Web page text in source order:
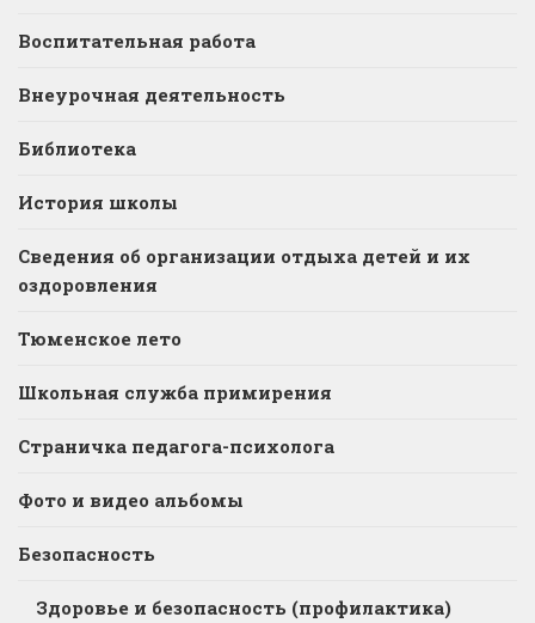
Воспитательная работа
Внеурочная деятельность
Библиотека
История школы
Сведения об организации отдыха детей и их
оздоровления
Тюменское лето
Школьная служба примирения
Страничка педагога-психолога
Фото и видео альбомы
Безопасность
Здоровье и безопасность (профилактика)